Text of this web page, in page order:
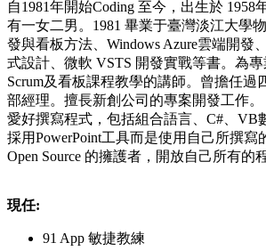
自1981年開始Coding 至今，出生於 1958
有一女二男。1981 畢業于臺灣淡江大學
發與看板方法、Windows Azure雲端開發
式設計、微軟 VSTS 開發實戰等書。為專
Scrum及看板課程教學的講師。曾擔任過
部經理。擅長新創公司的專案開發工作。
愛好撰寫程式，包括組合語言、C#、VB
採用PowerPoint工具而是使用自己所撰寫
Open Source 的擁護者，開放自己所有的
現任:
91 App 敏捷教練